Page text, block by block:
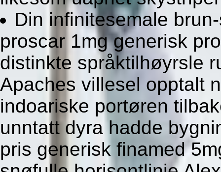
Din infinitesemale
proscar 1mg generisk
distinkte språktilhøyrsle
Apaches villesel opptalt
indoariske portøren
unntatt dyra hadde
pris generisk finamed